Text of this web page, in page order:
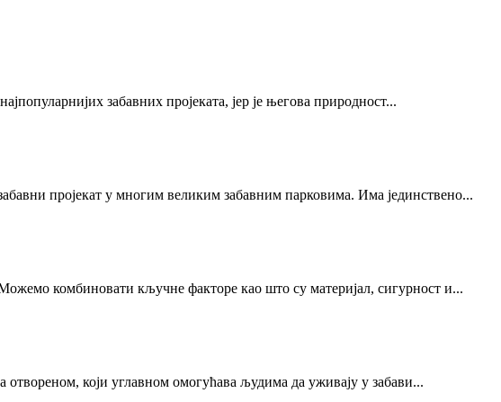
забавних пројеката, јер је његова природност...
пројекат у многим великим забавним парковима. Има јединствено...
комбиновати кључне факторе као што су материјал, сигурност и...
отвореном, који углавном омогућава људима да уживају у забави...